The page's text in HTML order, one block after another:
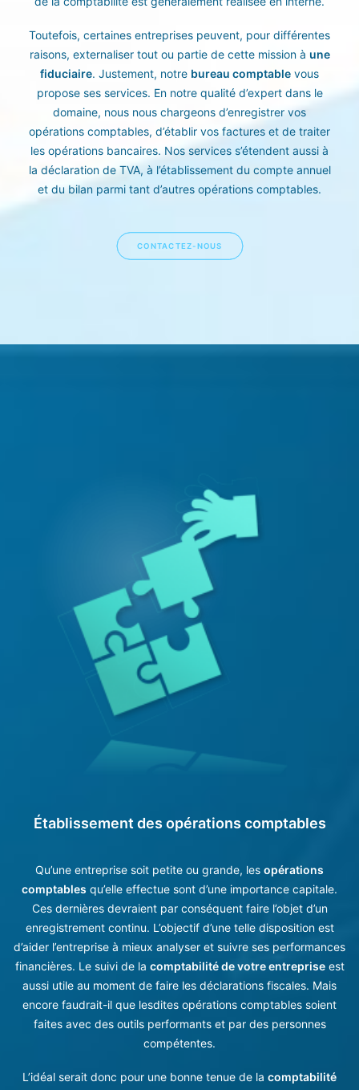
Toutefois, certaines entreprises peuvent, pour différentes
raisons, externaliser tout ou partie de cette mission à une
fiduciaire. Justement, notre bureau comptable vous
propose ses services. En notre qualité d’expert dans le
domaine, nous nous chargeons d’enregistrer vos
opérations comptables, d’établir vos factures et de traiter
les opérations bancaires. Nos services s’étendent aussi à
la déclaration de TVA, à l’établissement du compte annuel
et du bilan parmi tant d’autres opérations comptables.
CONTACTEZ-NOUS
Établissement des opérations comptables
Qu’une entreprise soit petite ou grande, les opérations
comptables qu’elle effectue sont d’une importance capitale.
Ces dernières devraient par conséquent faire l’objet d’un
enregistrement continu. L’objectif d’une telle disposition est
d’aider l’entreprise à mieux analyser et suivre ses performances
financières. Le suivi de la comptabilité de votre entrepriseest
aussi utile au moment de faire les déclarations fiscales. Mais
encore faudrait-il que lesdites opérations comptables soient
faites avec des outils performants et par des personnes
compétentes.
L’idéal serait donc pour une bonne tenue de la comptabilité